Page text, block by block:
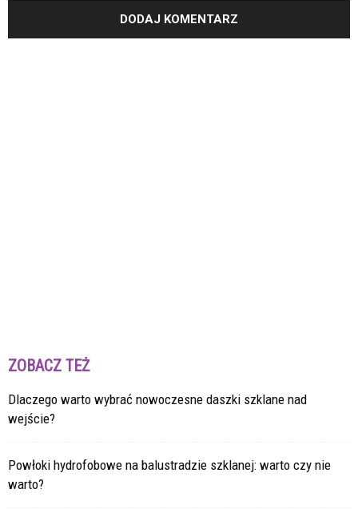
ZOBACZ TEŻ
Dlaczego warto wybrać nowoczesne daszki szklane nad
wejście?
Powłoki hydrofobowe na balustradzie szklanej: warto czy nie
warto?